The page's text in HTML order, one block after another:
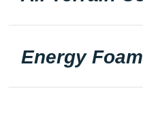
Energy Foam